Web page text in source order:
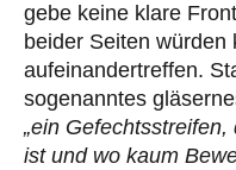
gebe keine klare
beider Seiten würden
aufeinandertreffen.
sogenanntes
„ein
ist und wo kaum